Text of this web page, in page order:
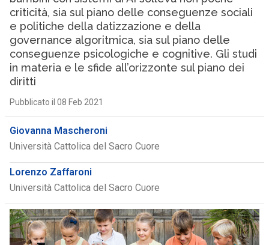
criticità, sia sul piano delle conseguenze sociali
e politiche della datizzazione e della
governance algoritmica, sia sul piano delle
conseguenze psicologiche e cognitive. Gli studi
in materia e le sfide all’orizzonte sul piano dei
diritti
Pubblicato il 08 Feb 2021
Giovanna Mascheroni
Università Cattolica del Sacro Cuore
Lorenzo Zaffaroni
Università Cattolica del Sacro Cuore